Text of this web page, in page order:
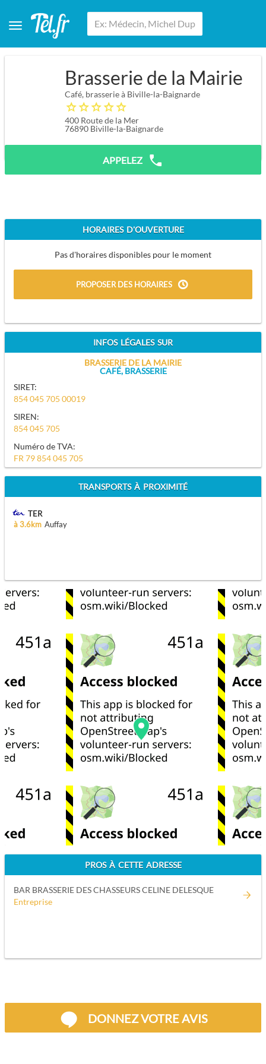
Brasserie de la Mairie
Café, brasserie à Biville-la-Baignarde
400 Route de la Mer
76890 Biville-la-Baignarde
APPELEZ
HORAIRES D'OUVERTURE
Pas d'horaires disponibles pour le moment
PROPOSER DES HORAIRES
INFOS LÉGALES SUR
BRASSERIE DE LA MAIRIE
CAFÉ, BRASSERIE
SIRET:
854 045 705 00019
SIREN:
854 045 705
Numéro de TVA:
FR 79 854 045 705
TRANSPORTS À PROXIMITÉ
TER
à 3.6km Auffay
PROS À CETTE ADRESSE
BAR BRASSERIE DES CHASSEURS CELINE DELESQUE
Entreprise
DONNEZ VOTRE AVIS